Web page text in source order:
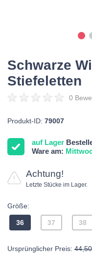
Schwarze
Stiefeletten
0
Produkt-ID: 79007
auf Lager
Ware am:
Achtung!
Letzte Stücke im Lager.
Größe:
36 37 38
Ursprünglicher Preis: